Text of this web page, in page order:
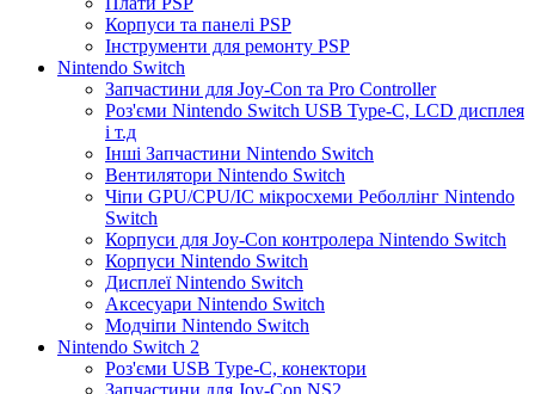
Корпуси та панелі PSP
Інструменти для ремонту PSP
Nintendo Switch
Запчастини для Joy-Con та Pro Controller
Роз'єми Nintendo Switch USB Type-C, LCD дисплея
і т.д
Інші Запчастини Nintendo Switch
Вентилятори Nintendo Switch
Чіпи GPU/CPU/IC мікросхеми Реболлінг Nintendo
Switch
Корпуси для Joy-Con контролера Nintendo Switch
Корпуси Nintendo Switch
Дисплеї Nintendo Switch
Аксесуари Nintendo Switch
Модчіпи Nintendo Switch
Nintendo Switch 2
Роз'єми USB Type-C, конектори